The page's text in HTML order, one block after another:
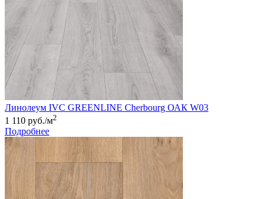
Линолеум IVC GREENLINE Cherbourg ОАК W03
1 110 руб./м2
Подробнее